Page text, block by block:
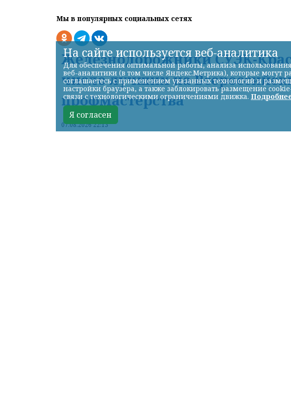
Мы в популярных социальных сетях
Железнодорожники СУЭК-
число лучших на
профмастерства
07.08.2026 22:13
На сайте используется веб-аналитика
Для обеспечения оптимальной работы, анализа
веб-аналитики (в том числе Яндекс.Метрика), которые могут
соглашаетесь с применением указанных технологий и
настройки браузера, а также заблокировать размещение
связи с технологическими ограничениями движка.
Я согласен